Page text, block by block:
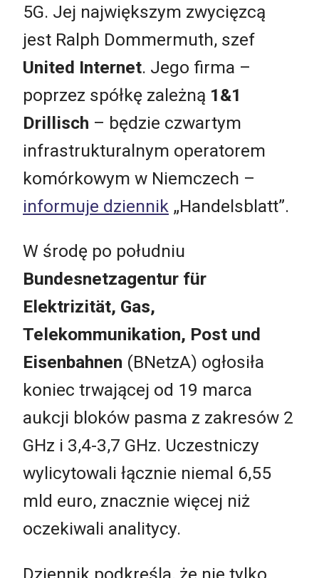
5G. Jej największym zwycięzcą
jest Ralph Dommermuth, szef
United Internet. Jego firma –
poprzez spółkę zależną 1&1
Drillisch – będzie czwartym
infrastrukturalnym operatorem
komórkowym w Niemczech –
informuje dziennik „Handelsblatt”.
W środę po południu
Bundesnetzagentur für
Elektrizität, Gas,
Telekommunikation, Post und
Eisenbahnen (BNetzA) ogłosiła
koniec trwającej od 19 marca
aukcji bloków pasma z zakresów 2
GHz i 3,4-3,7 GHz. Uczestniczy
wylicytowali łącznie niemal 6,55
mld euro, znacznie więcej niż
oczekiwali analitycy.